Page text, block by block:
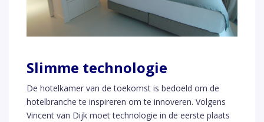
Slimme technologie
De hotelkamer van de toekomst is bedoeld om de
hotelbranche te inspireren om te innoveren. Volgens
Vincent van Dijk moet technologie in de eerste plaats